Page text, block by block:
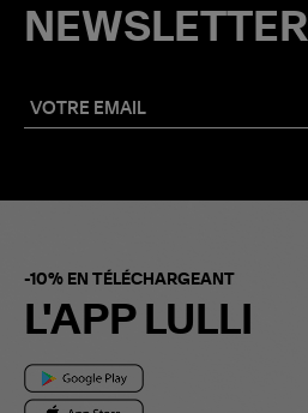
NEWSLETTER
-10% EN TÉLÉCHARGEANT
L'APP LULLI